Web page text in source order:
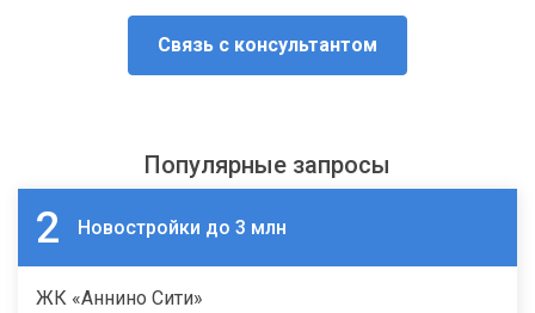
Связь с консультантом
Популярные запросы
2 Новостройки до 3 млн
ЖК «Аннино Сити»